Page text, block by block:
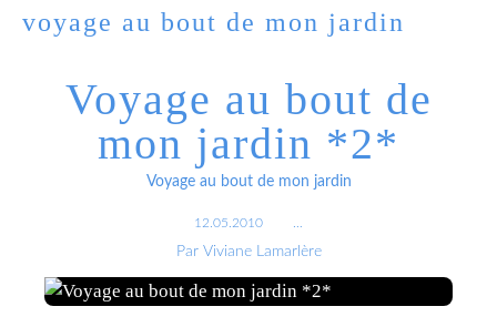
voyage au bout de mon jardin
Voyage au bout de
mon jardin *2*
Voyage au bout de mon jardin
12.05.2010
Par Viviane Lamarlère